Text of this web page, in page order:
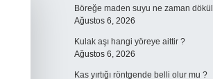
Böreğe maden suyu ne zaman
Ağustos 6, 2026
Kulak aşı hangi yöreye aittir ?
Ağustos 6, 2026
Kas yırtığı röntgende belli olur mu ?